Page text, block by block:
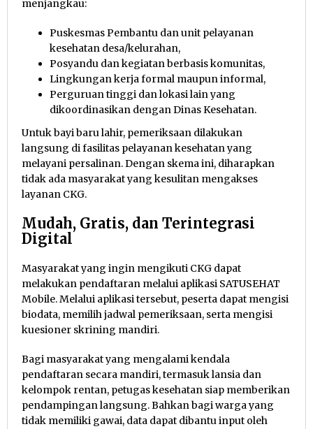
menjangkau:
Puskesmas Pembantu dan unit pelayanan
kesehatan desa/kelurahan,
Posyandu dan kegiatan berbasis komunitas,
Lingkungan kerja formal maupun informal,
Perguruan tinggi dan lokasi lain yang
dikoordinasikan dengan Dinas Kesehatan.
Untuk bayi baru lahir, pemeriksaan dilakukan
langsung di fasilitas pelayanan kesehatan yang
melayani persalinan. Dengan skema ini, diharapkan
tidak ada masyarakat yang kesulitan mengakses
layanan CKG.
Mudah, Gratis, dan Terintegrasi
Digital
Masyarakat yang ingin mengikuti CKG dapat
melakukan pendaftaran melalui aplikasi SATUSEHAT
Mobile. Melalui aplikasi tersebut, peserta dapat mengisi
biodata, memilih jadwal pemeriksaan, serta mengisi
kuesioner skrining mandiri.
Bagi masyarakat yang mengalami kendala
pendaftaran secara mandiri, termasuk lansia dan
kelompok rentan, petugas kesehatan siap memberikan
pendampingan langsung. Bahkan bagi warga yang
tidak memiliki gawai, data dapat dibantu input oleh